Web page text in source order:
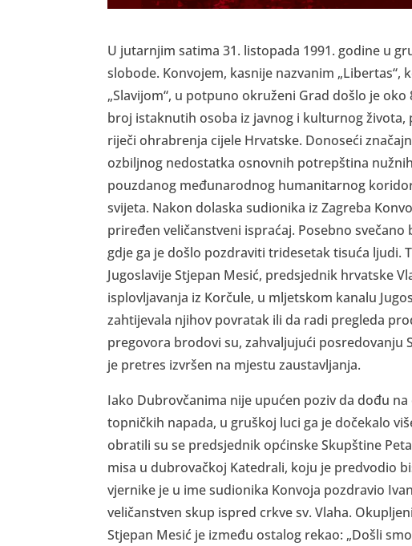
U jutarnjim satima 31. listopada 1991. godine u
slobode. Konvojem, kasnije nazvanim
„Slavijom“, u potpuno okruženi Grad došlo je
broj istaknutih osoba iz javnog i kulturnog
riječi ohrabrenja cijele Hrvatske. Donoseći
ozbiljnog nedostatka osnovnih potrepština
pouzdanog međunarodnog humanitarnog
svijeta. Nakon dolaska sudionika iz Zagreba
priređen veličanstveni ispraćaj. Posebno
gdje ga je došlo pozdraviti tridesetak tisuća ljudi.
Jugoslavije Stjepan Mesić, predsjednik hrvatske
isplovljavanja iz Korčule, u mljetskom kanalu
zahtijevala njihov povratak ili da radi pregleda
pregovora brodovi su, zahvaljujući
je pretres izvršen na mjestu zaustavljanja.
Iako Dubrovčanima nije upućen poziv da dođu
topničkih napada, u gruškoj luci ga je dočekalo
obratili su se predsjednik općinske Skupštine
misa u dubrovačkoj Katedrali, koju je predvodio
vjernike je u ime sudionika Konvoja pozdravio
veličanstven skup ispred crkve sv. Vlaha.
Stjepan Mesić je između ostalog rekao: „Došli